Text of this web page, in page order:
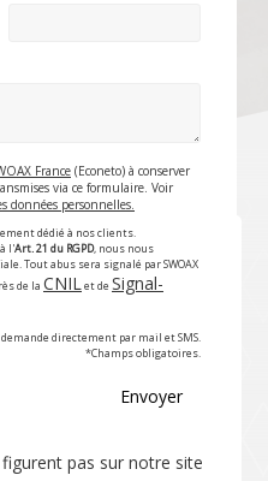
France (Econeto) à conserver
via ce formulaire. Voir
données personnelles.
dédié à nos clients.
l'Art. 21 du RGPD, nous nous
Tout abus sera signalé par SWOAX
de la CNILet de Signal-
directement par mail et SMS.
*Champs obligatoires.
Envoyer
pas sur notre site